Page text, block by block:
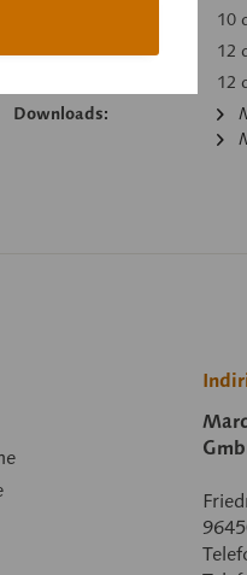
10
Larghezza:
12
12
Downloads: